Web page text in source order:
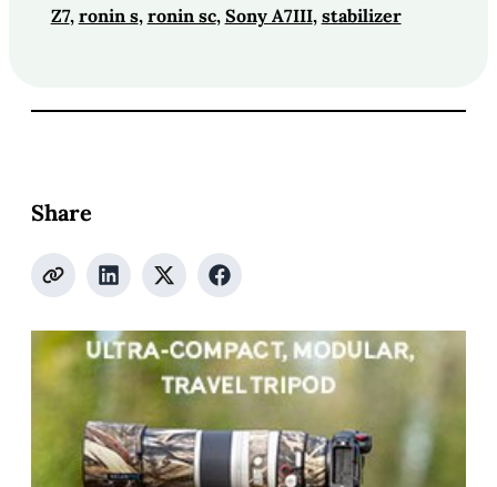
Z7, ronin s, ronin sc, Sony A7III, stabilizer
Share